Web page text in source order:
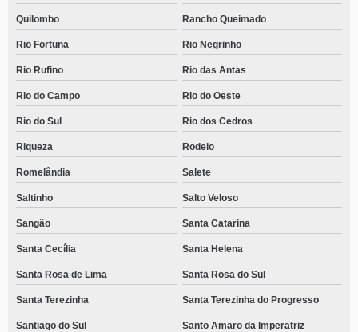
Quilombo Rancho Queimado
Rio Fortuna Rio Negrinho
Rio Rufino Rio das Antas
Rio do Campo Rio do Oeste
Rio do Sul Rio dos Cedros
Riqueza Rodeio
Romelândia Salete
Saltinho Salto Veloso
Sangão Santa Catarina
Santa Cecília Santa Helena
Santa Rosa de Lima Santa Rosa do Sul
Santa Terezinha Santa Terezinha do Progresso
Santiago do Sul Santo Amaro da Imperatriz